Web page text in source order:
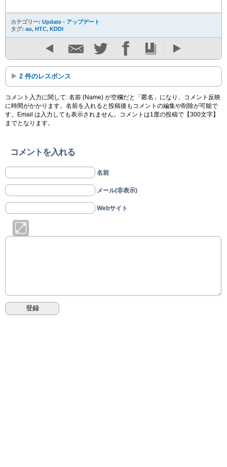
カテゴリー: Update - アップデート
タグ: au, HTC, KDDI
2 件のレスポンス
コメント入力に関して: 名前 (Name) が空欄だと「匿名」になり、コメント反映
に時間がかかります。名前を入れると投稿後もコメントの編集や削除が可能で
す。Email は入力しても表示されません。コメントは1度の投稿で【300文字】
までとなります。
コメントを入れる
名前
メール(非表示)
Webサイト